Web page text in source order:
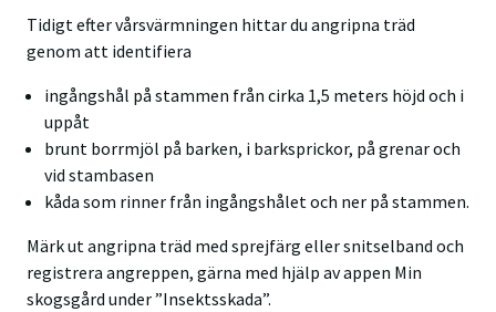
Tidigt efter vårsvärmningen hittar du angripna träd
genom att identifiera
ingångshål på stammen från cirka 1,5 meters höjd och i
uppåt
brunt borrmjöl på barken, i barksprickor, på grenar och
vid stambasen
kåda som rinner från ingångshålet och ner på stammen.
Märk ut angripna träd med sprejfärg eller snitselband och
registrera angreppen, gärna med hjälp av appen Min
skogsgård under ”Insektsskada”.